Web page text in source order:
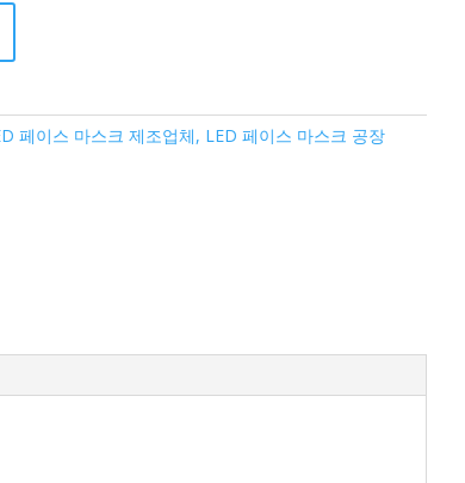
페이스 마스크 제조업체, LED 페이스 마스크 공장